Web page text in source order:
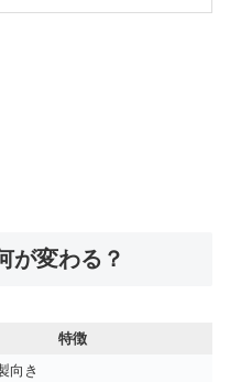
が変わる？
特徴
向き